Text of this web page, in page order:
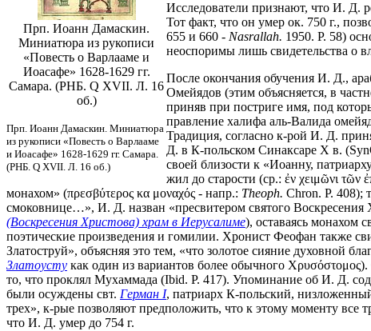
Прп. Иоанн Дамаскин.
Миниатюра из рукописи
«Повесть о Варлааме и
Иоасафе» 1628-1629 гг.
Самара. (РНБ. Q XVII. Л. 16
об.)
Прп. Иоанн Дамаскин. Миниатюра
из рукописи «Повесть о Варлааме
и Иоасафе» 1628-1629 гг. Самара.
(РНБ. Q XVII. Л. 16 об.)
Исследователи признают, что И. Д.
Тот факт, что он умер ок. 750 г.,
655 и 660 - Nasrallah. 1950. P. 58)
неоспоримы лишь свидетельства о
После окончания обучения И. Д.,
Омейядов (этим объясняется, в
приняв при постриге имя, под
правление халифа аль-Валида
Традиция, согласно к-рой И. Д.
Д. в К-польском Синаксаре X в.
своей близости к «Иоанну,
жил до старости (ср.: ἐν χειμῶνι τῶν
монахом» (πρεσβύτερος κα μοναχός - напр.: Theoph. Chron. P. 408);
смоковнице…», И. Д. назван «пресвитером святого Воскресения
(Воскресения Христова) храм в Иерусалиме), оставаясь монахом
поэтические произведения и гомилии. Хронист Феофан также
Златоструй», объясняя это тем, «что золотое сияние духовной
Златоусту как один из вариантов более обычного
то, что проклял Мухаммада (Ibid. P. 417). Упоминание об И. Д.
были осуждены свт. Герман I, патриарх К-польский,
трех», к-рые позволяют предположить, что к этому моменту все
что И. Д. умер до 754 г.